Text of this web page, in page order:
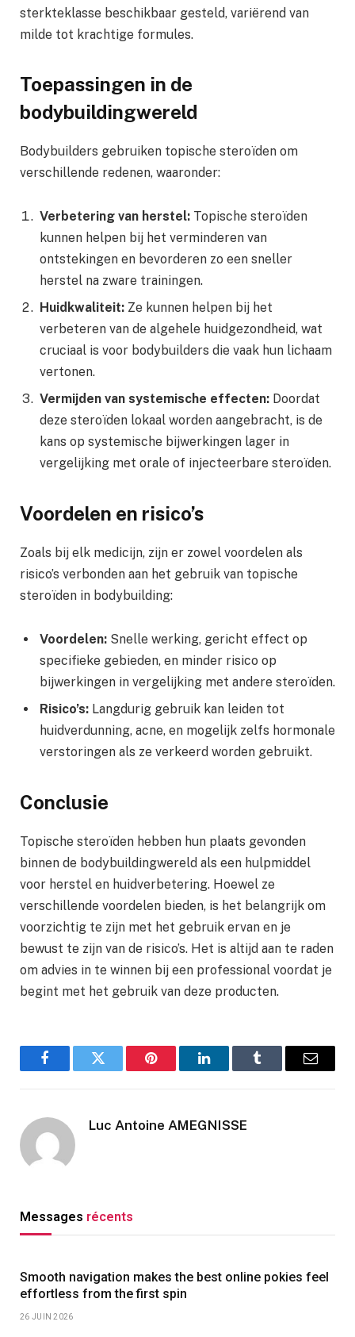
sterkteklasse beschikbaar gesteld, variërend van
milde tot krachtige formules.
Toepassingen in de
bodybuildingwereld
Bodybuilders gebruiken topische steroïden om
verschillende redenen, waaronder:
Verbetering van herstel: Topische steroïden
kunnen helpen bij het verminderen van
ontstekingen en bevorderen zo een sneller
herstel na zware trainingen.
Huidkwaliteit: Ze kunnen helpen bij het
verbeteren van de algehele huidgezondheid, wat
cruciaal is voor bodybuilders die vaak hun lichaam
vertonen.
Vermijden van systemische effecten: Doordat
deze steroïden lokaal worden aangebracht, is de
kans op systemische bijwerkingen lager in
vergelijking met orale of injecteerbare steroïden.
Voordelen en risico’s
Zoals bij elk medicijn, zijn er zowel voordelen als
risico’s verbonden aan het gebruik van topische
steroïden in bodybuilding:
Voordelen: Snelle werking, gericht effect op
specifieke gebieden, en minder risico op
bijwerkingen in vergelijking met andere steroïden.
Risico’s: Langdurig gebruik kan leiden tot
huidverdunning, acne, en mogelijk zelfs hormonale
verstoringen als ze verkeerd worden gebruikt.
Conclusie
Topische steroïden hebben hun plaats gevonden
binnen de bodybuildingwereld als een hulpmiddel
voor herstel en huidverbetering. Hoewel ze
verschillende voordelen bieden, is het belangrijk om
voorzichtig te zijn met het gebruik ervan en je
bewust te zijn van de risico’s. Het is altijd aan te raden
om advies in te winnen bij een professional voordat je
begint met het gebruik van deze producten.
FacebookTwitter Pinterest LinkedInTumblr Email
Luc Antoine AMEGNISSE
Messages récents
Smooth navigation makes the best online pokies feel
effortless from the first spin
26 JUIN 2026